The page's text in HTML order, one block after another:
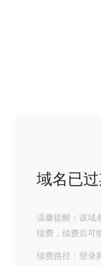
域名已
温馨提醒：该域
续费，续费后可
续费路径：登录